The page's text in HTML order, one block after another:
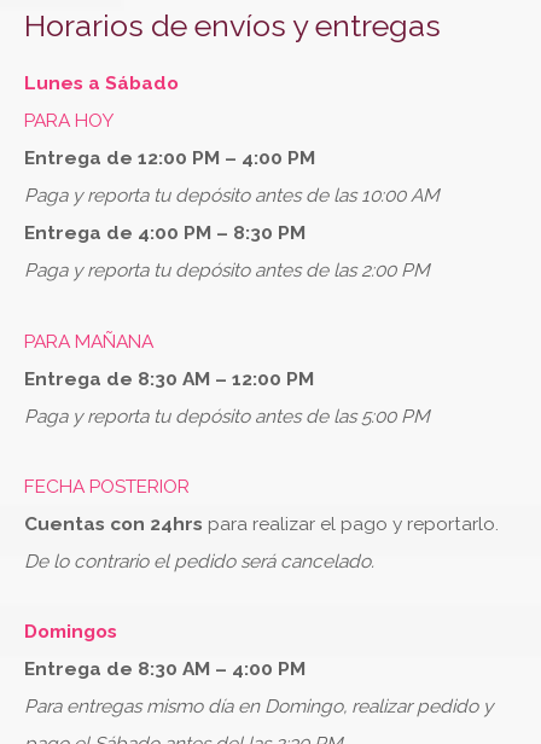
Horarios de envíos y entregas
Lunes a Sábado
PARA HOY
Entrega de 12:00 PM – 4:00 PM
Paga y reporta tu depósito antes de las 10:00 AM
Entrega de 4:00 PM – 8:30 PM
Paga y reporta tu depósito antes de las 2:00 PM
PARA MAÑANA
Entrega de 8:30 AM – 12:00 PM
Paga y reporta tu depósito antes de las 5:00 PM
FECHA POSTERIOR
Cuentas con 24hrs para realizar el pago y reportarlo.
De lo contrario el pedido será cancelado.
Domingos
Entrega de 8:30 AM – 4:00 PM
Para entregas mismo día en Domingo, realizar pedido y